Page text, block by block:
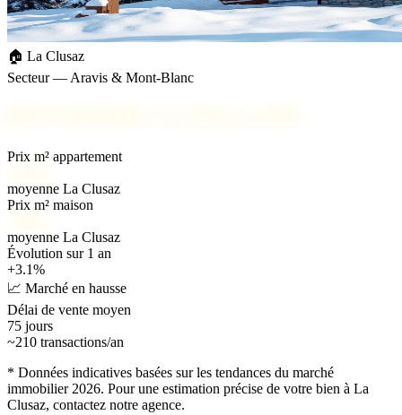
🏠 La Clusaz
Secteur — Aravis & Mont-Blanc
Prix m² appartement
moyenne La Clusaz
Prix m² maison
moyenne La Clusaz
Évolution sur 1 an
+3.1%
📈 Marché en hausse
Délai de vente moyen
75 jours
~210 transactions/an
* Données indicatives basées sur les tendances du marché
immobilier 2026. Pour une estimation précise de votre bien à La
Clusaz, contactez notre agence.